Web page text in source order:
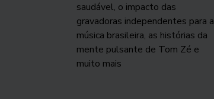
saudável, o impacto das
gravadoras independentes para a
música brasileira, as histórias da
mente pulsante de Tom Zé e
muito mais
sobre respeito, equidade de
gênero e proteção da vida
a São Paulo. Conheça os
espetáculos desta edição
desenvolvidas e utilizadas pelos
povos indígenas no Brasil
voltada à promoção da
alimentação saudável na
primeiríssima infância acontece de
1 a 7 de agosto